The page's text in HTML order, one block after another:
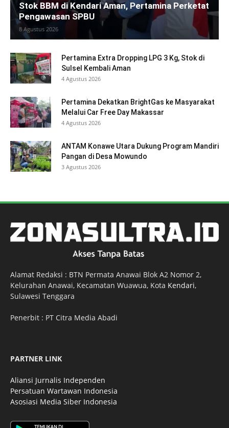
Stok BBM di Kendari Aman, Pertamina Perketat
Pengawasan SPBU
8 Agustus 2026
Pertamina Extra Dropping LPG 3 Kg, Stok di
Sulsel Kembali Aman
4 Agustus 2026
Pertamina Dekatkan BrightGas ke Masyarakat
Melalui Car Free Day Makassar
4 Agustus 2026
ANTAM Konawe Utara Dukung Program Mandiri
Pangan di Desa Mowundo
3 Agustus 2026
Alamat Redaksi : BTN Permata Anawai Blok A2 Nomor 2,
Kelurahan Anawai, Kecamatan Wuawua, Kota Kendari,
Sulawesi Tenggara
Penerbit : PT Citra Media Abadi
PARTNER LINK
Aliansi Jurnalis Independen
Persatuan Wartawan Indonesia
Asosiasi Media Siber Indonesia